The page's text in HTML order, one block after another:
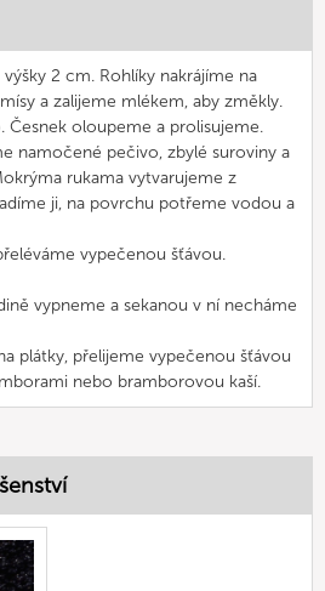
2 cm. Rohlíky nakrájíme na
a zalijeme mlékem, aby změkly.
Česnek oloupeme a prolisujeme.
namočené pečivo, zbylé suroviny a
rukama vytvarujeme z
ji, na povrchu potřeme vodou a
vypečenou šťávou.
vypneme a sekanou v ní necháme
plátky, přelijeme vypečenou šťávou
nebo bramborovou kaší.